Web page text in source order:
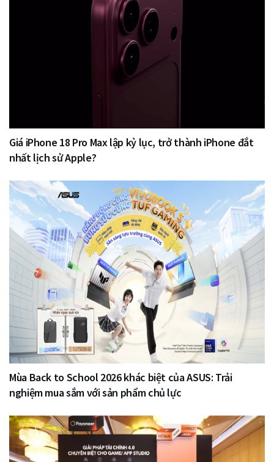
Giá iPhone 18 Pro Max lập kỷ lục, trở thành iPhone đắt
nhất lịch sử Apple?
Mùa Back to School 2026 khác biệt của ASUS: Trải
nghiệm mua sắm với sản phẩm chủ lực